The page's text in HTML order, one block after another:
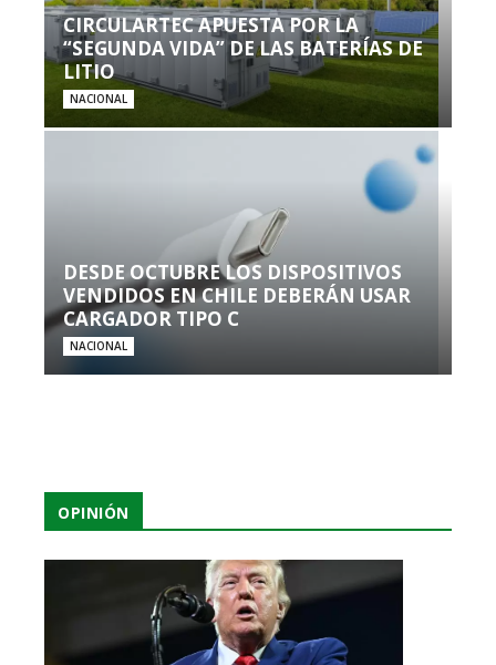
CIRCULARTEC APUESTA POR LA
“SEGUNDA VIDA” DE LAS BATERÍAS DE
LITIO
NACIONAL
DESDE OCTUBRE LOS DISPOSITIVOS
VENDIDOS EN CHILE DEBERÁN USAR
CARGADOR TIPO C
NACIONAL
OPINIÓN